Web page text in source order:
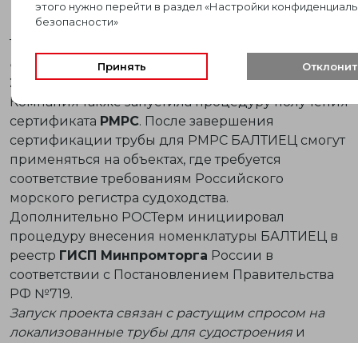
свыше 50 мм.
Трубы
сырья
и соответствуют требованиям
ГОСТ 32415-
2013иГОСТ Р 53630-2015.
Компания также запустила процедуру получения
сертификата РМРС. После завершения
сертификации трубы для РМРС БАЛТИЕЦ смогут
применяться на объектах, где требуется
соответствие требованиям Российского
морского регистра судоходства.
Дополнительно РОСТерм инициировал
процедуру внесения номенклатуры БАЛТИЕЦ в
реестр ГИСП Минпромторга России в
соответствии с Постановлением Правительства
РФ №719.
Запуск проекта связан с растущим спросом на
локализованные трубы для судостроения и
этого нужно перейти в раздел «Настройки
безопасности»
Принять